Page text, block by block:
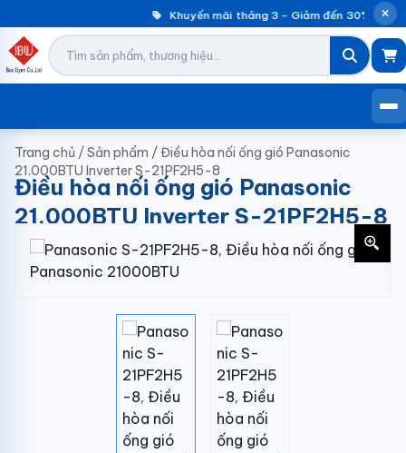
Khuyến mãi tháng 3 – Giảm đến 30%
Trang chủ /Sản phẩm /Điều hòa nối ống gió Panasonic
21.000BTU Inverter S-21PF2H5-8
Điều hòa nối ống gió Panasonic
21.000BTU Inverter S-21PF2H5-8